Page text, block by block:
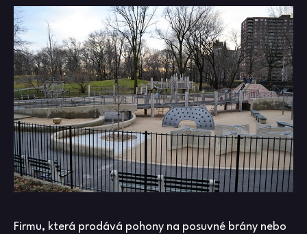
Firmu, která prodává pohony na posuvné brány nebo